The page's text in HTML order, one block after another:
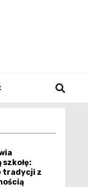
tradycji z